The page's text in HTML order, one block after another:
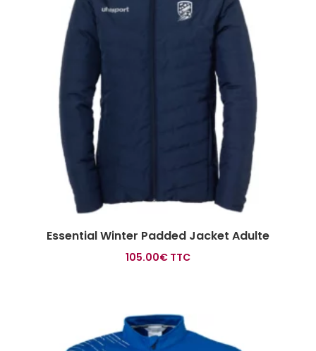
Essential Winter Padded Jacket Adulte
105.00€ TTC